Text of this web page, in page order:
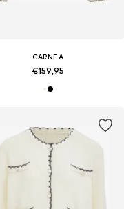
CARNEA
€159,95